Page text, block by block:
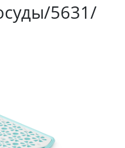
5631/